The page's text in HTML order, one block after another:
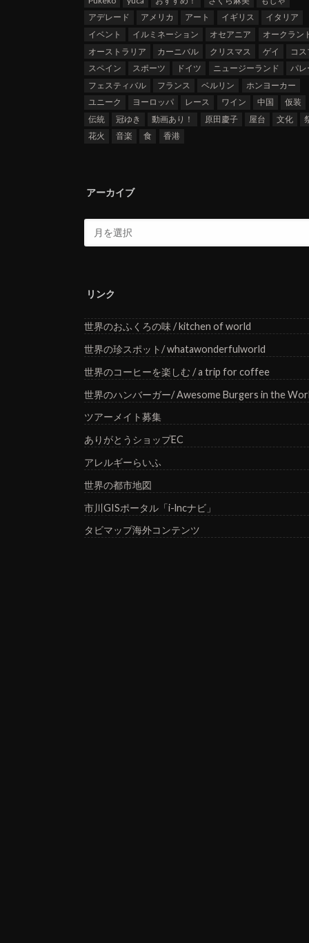
アデレード
アメリカ アート イギリス
イタリア
イベント
イルミネーション オセアニア
オークラン
オーストラリア
カーニバル クリスマス ゲイ
コ
スペイン
スポーツ ドイツ ニュージーランド
パレ
フェスティバル
フランス ベルリン
ホンヨーカー
ユニーク
ヨーロッパ レース ワイン 中国
仮装
伝統
冠ゆき 動画あり！ 原田慶子 屋台 文化
花火
音楽 食 香港
アーカイブ
リンク
世界のおふくろの味 / kitchen of world
世界の珍スポット/ whatawonderfulworld
世界のコーヒーを楽しむ / a trip for coffee
世界のハンバーガー/ Awesome Burgers in the
ツアーメイト募集
ありがとうショップEC
アレルギーらいふ
世界の都市地図
市川GISポータル「i-lncナビ」
タビマップ海外コンテンツ